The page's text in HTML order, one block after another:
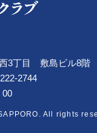
3丁目 敷島ビル8階
2744
00
All rights